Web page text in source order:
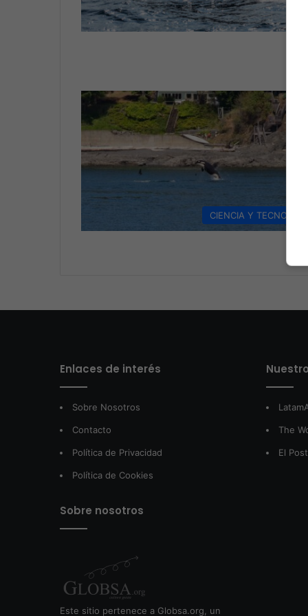
CIENCIA Y
Enlaces de interés
Sobre Nosotros
Contacto
Política de Privacidad
Política de Cookies
Sobre nosotros
Este sitio pertenece a Globsa.org, un
The
El